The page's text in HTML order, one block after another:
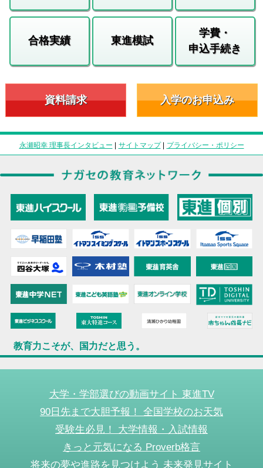
合格実績 東進模試
学費・
申込手続き
資料請求 入学のお申込み
永瀬昭幸 理事長インタビュー | サイトマップ| プライバシー・ポリシー
教育力こそが、国力だと思う。
大学・学部選びの動画サイト 東進TV
90日先まで大胆予報！ 全国学校のお天気
受験生必見！ 大学情報・入試情報
きっと元気になる Proverb格言
将来の夢や進路を見つけよう 未来発見サイト